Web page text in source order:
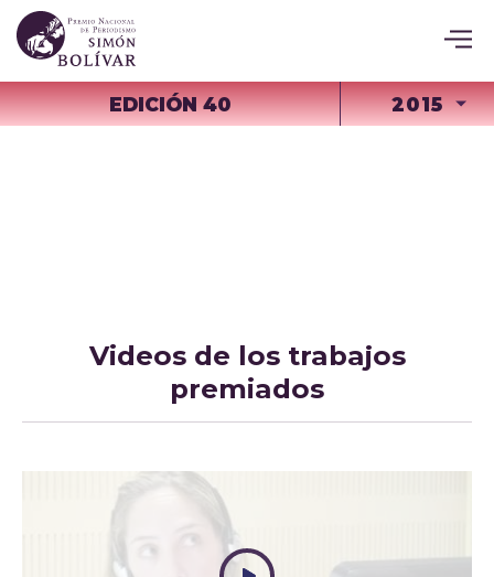
EDICIÓN 40 2015
Videos de los trabajos
premiados